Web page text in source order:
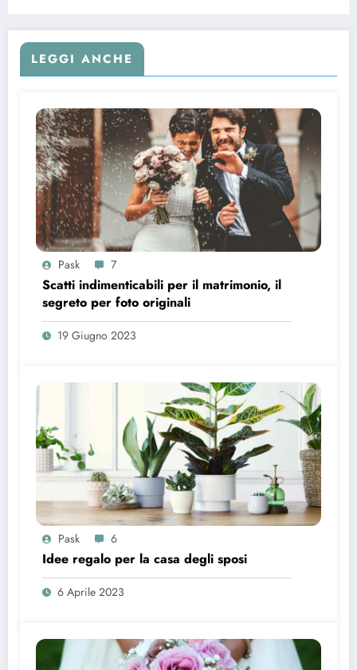
LEGGI ANCHE
Pask 7
Scatti indimenticabili per il matrimonio, il
segreto per foto originali
19 Giugno 2023
Pask 6
Idee regalo per la casa degli sposi
6 Aprile 2023